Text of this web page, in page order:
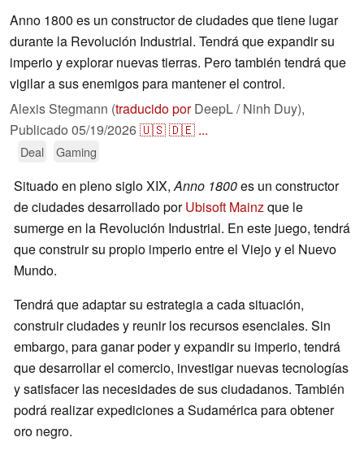
Anno 1800 es un constructor de ciudades que tiene lugar
durante la Revolución Industrial. Tendrá que expandir su
imperio y explorar nuevas tierras. Pero también tendrá que
vigilar a sus enemigos para mantener el control.
Alexis Stegmann (traducido porDeepL / Ninh Duy),
Publicado 05/19/2026🇺🇸🇩🇪 ...
Deal Gaming
Situado en pleno siglo XIX,Anno 1800es un constructor
de ciudades desarrollado porUbisoft Mainzque le
sumerge en la Revolución Industrial. En este juego, tendrá
que construir su propio imperio entre el Viejo y el Nuevo
Mundo.
Tendrá que adaptar su estrategia a cada situación,
construir ciudades y reunir los recursos esenciales. Sin
embargo, para ganar poder y expandir su imperio, tendrá
que desarrollar el comercio, investigar nuevas tecnologías
y satisfacer las necesidades de sus ciudadanos. También
podrá realizar expediciones a Sudamérica para obtener
oro negro.